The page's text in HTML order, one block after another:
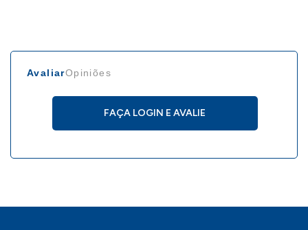
AvaliarOpiniões
FAÇA LOGIN E AVALIE